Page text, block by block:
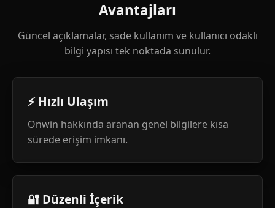
Avantajları
Güncel açıklamalar, sade kullanım ve kullanıcı odaklı
bilgi yapısı tek noktada sunulur.
⚡ Hızlı Ulaşım
Onwin hakkında aranan genel bilgilere kısa
sürede erişim imkanı.
🔐 Düzenli İçerik